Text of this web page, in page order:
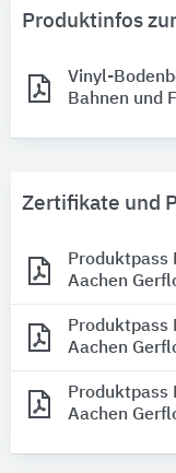
Produktinfos
Vinyl-
Bahnen und
Zertifikate und
Produktpass
Aachen
Produktpass
Aachen
Produktpass
Aachen